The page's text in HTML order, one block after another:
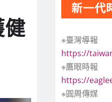
健
新一代
※臺灣導報
https://
※鷹眼時報
https://
※圓周傳媒